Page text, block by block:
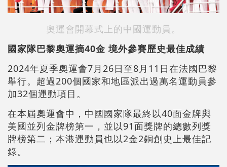
奧運會開幕式上的中國運動員。
國家隊巴黎奧運摘40金 境外參賽歷史最佳成績
2024年夏季奧運會7月26日至8月11日在法國巴黎
舉行。超過200個國家和地區派出過萬名運動員參
加32個運動項目。
在本屆奧運會中，中國國家隊最終以40面金牌與
美國並列金牌榜第一，並以91面獎牌的總數列獎
牌榜第二；本港運動員也以2金2銅創史上最佳記
錄。